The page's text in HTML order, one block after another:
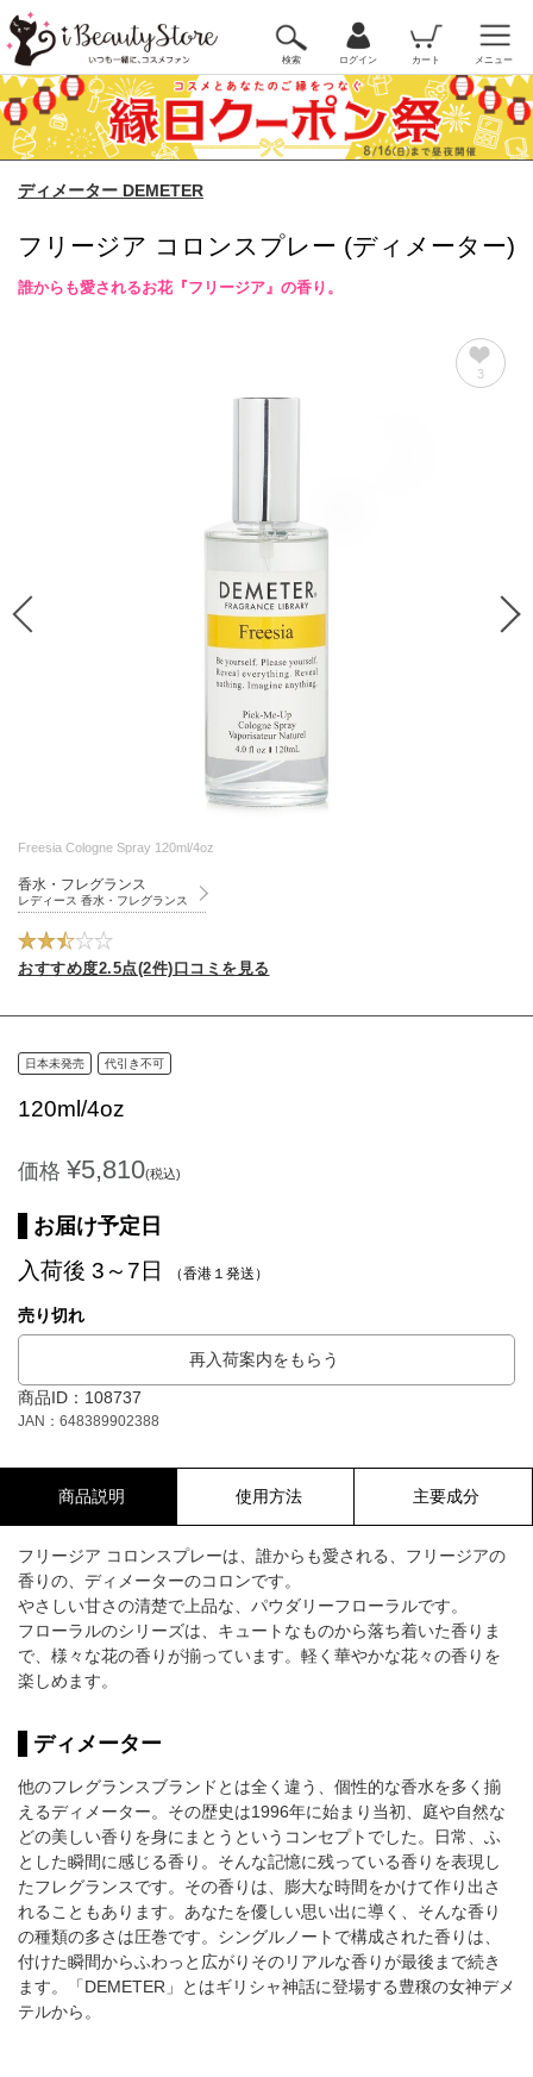
検索 ログイン カート メニュー
ディメーター DEMETER
フリージア コロンスプレー (ディメーター)
誰からも愛されるお花『フリージア』の香り。
3
Freesia Cologne Spray 120ml/4oz
香水・フレグランス
レディース 香水・フレグランス
おすすめ度2.5点(2件)口コミを見る
日本未発売 代引き不可
120ml/4oz
価格 ¥5,810(税込)
お届け予定日
入荷後 3～7日 （香港１発送）
売り切れ
再入荷案内をもらう
商品ID：108737
JAN：648389902388
商品説明 使用方法 主要成分
フリージア コロンスプレーは、誰からも愛される、フリージアの
香りの、ディメーターのコロンです。
やさしい甘さの清楚で上品な、パウダリーフローラルです。
フローラルのシリーズは、キュートなものから落ち着いた香りま
で、様々な花の香りが揃っています。軽く華やかな花々の香りを
楽しめます。
ディメーター
他のフレグランスブランドとは全く違う、個性的な香水を多く揃
えるディメーター。その歴史は1996年に始まり当初、庭や自然な
どの美しい香りを身にまとうというコンセプトでした。日常、ふ
とした瞬間に感じる香り。そんな記憶に残っている香りを表現し
たフレグランスです。その香りは、膨大な時間をかけて作り出さ
れることもあります。あなたを優しい思い出に導く、そんな香り
の種類の多さは圧巻です。シングルノートで構成された香りは、
付けた瞬間からふわっと広がりそのリアルな香りが最後まで続き
ます。「DEMETER」とはギリシャ神話に登場する豊穣の女神デメ
テルから。